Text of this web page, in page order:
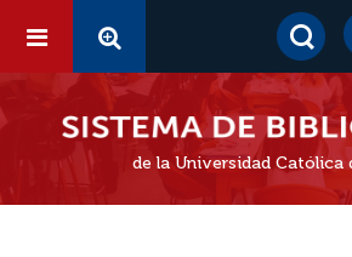
de la Universidad Católica